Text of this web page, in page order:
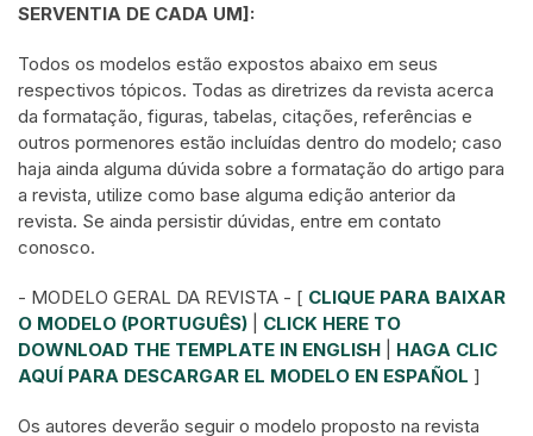
SERVENTIA DE CADA UM]:
Todos os modelos estão expostos abaixo em seus
respectivos tópicos. Todas as diretrizes da revista acerca
da formatação, figuras, tabelas, citações, referências e
outros pormenores estão incluídas dentro do modelo; caso
haja ainda alguma dúvida sobre a formatação do artigo para
a revista, utilize como base alguma edição anterior da
revista. Se ainda persistir dúvidas, entre em contato
conosco.
- MODELO GERAL DA REVISTA - [ CLIQUE PARA BAIXAR
O MODELO (PORTUGUÊS)
CLICK HERE TO
DOWNLOAD THE TEMPLATE IN ENGLISH
HAGA CLIC
AQUÍ PARA DESCARGAR EL MODELO EN ESPAÑOL ]
Os autores deverão seguir o modelo proposto na revista